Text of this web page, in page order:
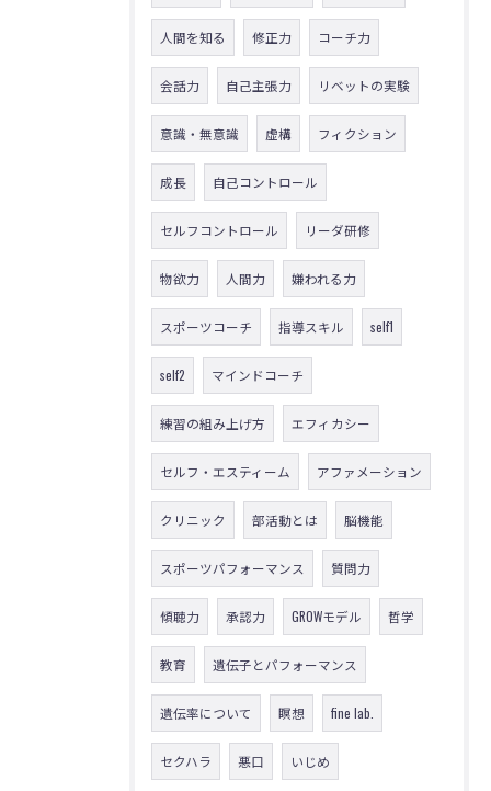
人間を知る 修正力 コーチ力
会話力 自己主張力 リベットの実験
意識・無意識 虚構 フィクション
成長 自己コントロール
セルフコントロール リーダ研修
物欲力 人間力 嫌われる力
スポーツコーチ 指導スキル self1
self2 マインドコーチ
練習の組み上げ方 エフィカシー
セルフ・エスティーム アファメーション
クリニック 部活動とは 脳機能
スポーツパフォーマンス 質問力
傾聴力 承認力 GROWモデル 哲学
教育 遺伝子とパフォーマンス
遺伝率について 瞑想 fine lab.
セクハラ 悪口 いじめ